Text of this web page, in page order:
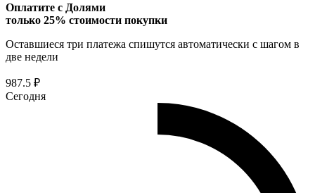
Оплатите с Долями
только 25% стоимости покупки
Оставшиеся три платежа спишутся автоматически с шагом в
две недели
987.5 ₽
Сегодня